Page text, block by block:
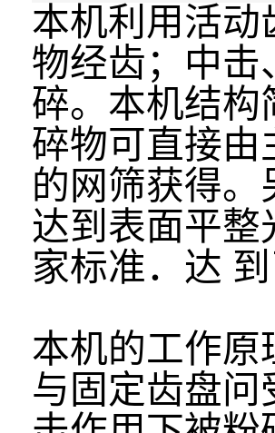
本机利用活动
物经齿；中击
碎。本机结构
碎物可直接由
的网筛获得。
达到表面平
家标准．达
本机的工作原
与固定齿盘